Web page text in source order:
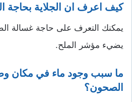
كيف اعرف ان الجلاية بحاجة
يمكنك التعرف على حاجة غسالة
يضيء مؤشر الملح.
ما سبب وجود ماء في مكان
الصحون؟